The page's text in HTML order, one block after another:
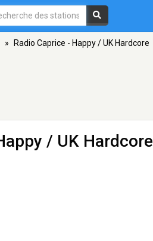
» Radio Caprice - Happy / UK Hardcore
/ UK Hardcore